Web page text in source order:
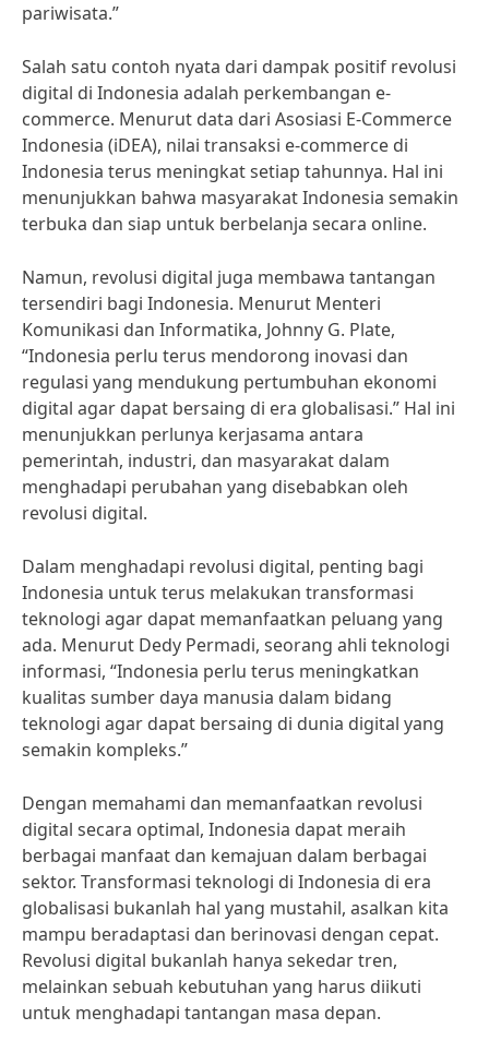
pariwisata.”
Salah satu contoh nyata dari dampak positif revolusi
digital di Indonesia adalah perkembangan e-
commerce. Menurut data dari Asosiasi E-Commerce
Indonesia (iDEA), nilai transaksi e-commerce di
Indonesia terus meningkat setiap tahunnya. Hal ini
menunjukkan bahwa masyarakat Indonesia semakin
terbuka dan siap untuk berbelanja secara online.
Namun, revolusi digital juga membawa tantangan
tersendiri bagi Indonesia. Menurut Menteri
Komunikasi dan Informatika, Johnny G. Plate,
“Indonesia perlu terus mendorong inovasi dan
regulasi yang mendukung pertumbuhan ekonomi
digital agar dapat bersaing di era globalisasi.” Hal ini
menunjukkan perlunya kerjasama antara
pemerintah, industri, dan masyarakat dalam
menghadapi perubahan yang disebabkan oleh
revolusi digital.
Dalam menghadapi revolusi digital, penting bagi
Indonesia untuk terus melakukan transformasi
teknologi agar dapat memanfaatkan peluang yang
ada. Menurut Dedy Permadi, seorang ahli teknologi
informasi, “Indonesia perlu terus meningkatkan
kualitas sumber daya manusia dalam bidang
teknologi agar dapat bersaing di dunia digital yang
semakin kompleks.”
Dengan memahami dan memanfaatkan revolusi
digital secara optimal, Indonesia dapat meraih
berbagai manfaat dan kemajuan dalam berbagai
sektor. Transformasi teknologi di Indonesia di era
globalisasi bukanlah hal yang mustahil, asalkan kita
mampu beradaptasi dan berinovasi dengan cepat.
Revolusi digital bukanlah hanya sekedar tren,
melainkan sebuah kebutuhan yang harus diikuti
untuk menghadapi tantangan masa depan.